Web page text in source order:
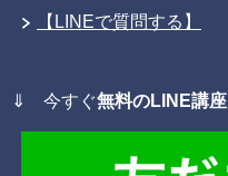
【LINEで質問する】
⇓ 今すぐ無料のLINE講座